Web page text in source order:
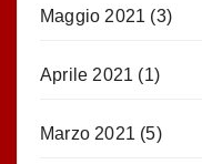
Maggio 2021 (3)
Aprile 2021 (1)
Marzo 2021 (5)